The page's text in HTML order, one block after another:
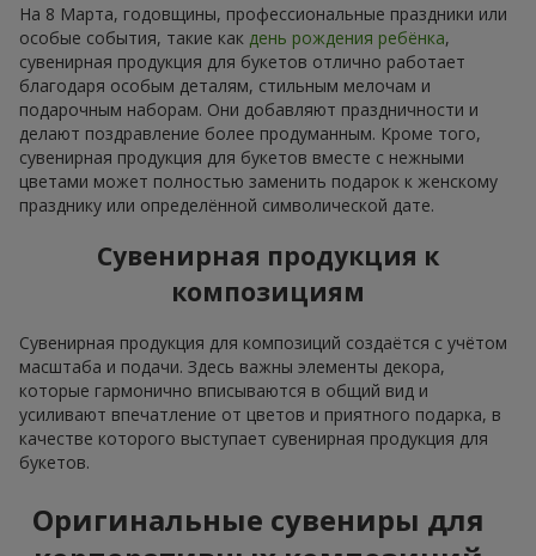
На 8 Марта, годовщины, профессиональные праздники или
особые события, такие как день рождения ребёнка,
сувенирная продукция для букетов отлично работает
благодаря особым деталям, стильным мелочам и
подарочным наборам. Они добавляют праздничности и
делают поздравление более продуманным. Кроме того,
сувенирная продукция для букетов вместе с нежными
цветами может полностью заменить подарок к женскому
празднику или определённой символической дате.
Сувенирная продукция к
композициям
Сувенирная продукция для композиций создаётся с учётом
масштаба и подачи. Здесь важны элементы декора,
которые гармонично вписываются в общий вид и
усиливают впечатление от цветов и приятного подарка, в
качестве которого выступает сувенирная продукция для
букетов.
Оригинальные сувениры для